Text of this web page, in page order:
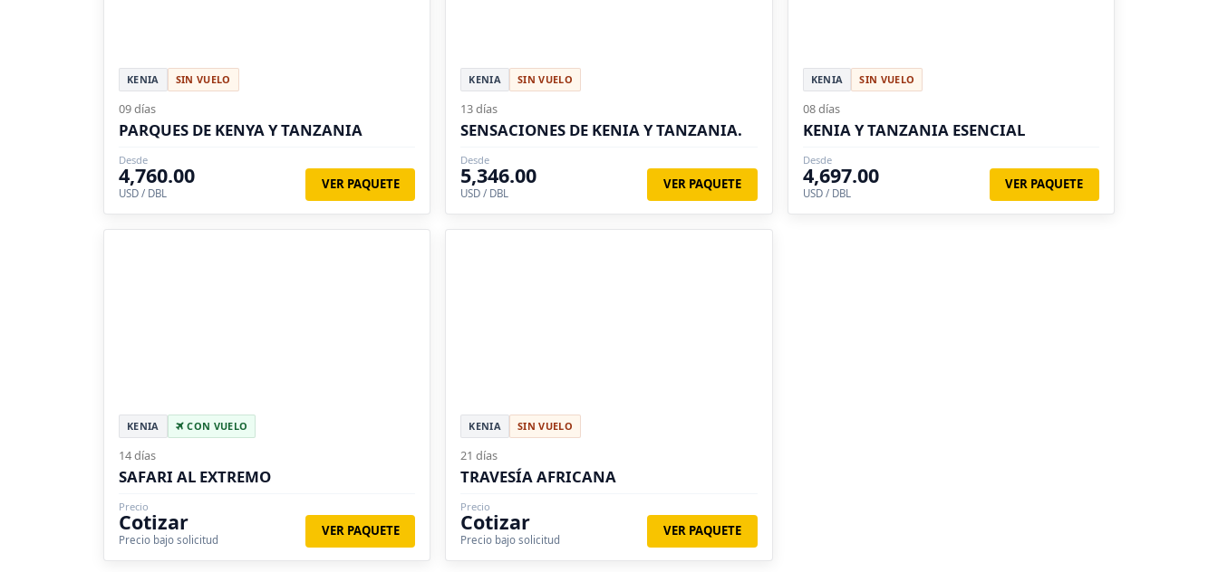
KENIA SIN VUELO
09 días
PARQUES DE KENYA Y TANZANIA
Desde
4,760.00
USD / DBL
VER PAQUETE
KENIA SIN VUELO
13 días
SENSACIONES DE KENIA Y TANZANIA.
Desde
5,346.00
USD / DBL
VER PAQUETE
KENIA SIN VUELO
08 días
KENIA Y TANZANIA ESENCIAL
Desde
4,697.00
USD / DBL
VER PAQUETE
KENIA CON VUELO
14 días
SAFARI AL EXTREMO
Precio
Cotizar
Precio bajo solicitud
VER PAQUETE
KENIA SIN VUELO
21 días
TRAVESÍA AFRICANA
Precio
Cotizar
Precio bajo solicitud
VER PAQUETE